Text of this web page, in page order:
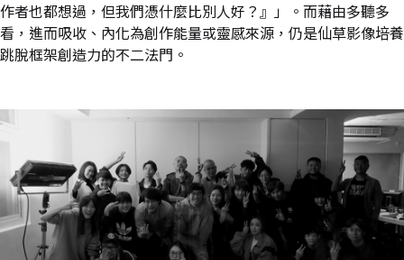
作者也都想過，但我們憑什麼比別人好？』」。而藉由多聽多
看，進而吸收、內化為創作能量或靈感來源，仍是仙草影像培養
跳脫框架創造力的不二法門。